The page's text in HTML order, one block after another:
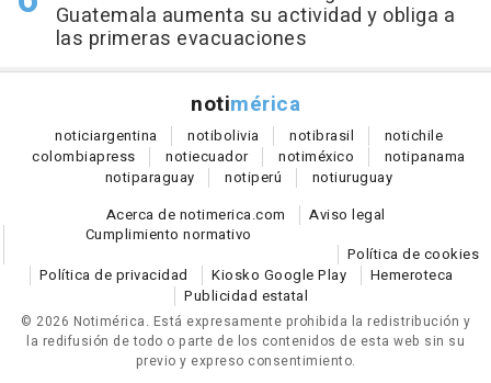
Guatemala aumenta su actividad y obliga a
las primeras evacuaciones
notimérica
noticiargentina notibolivia notibrasil notichile
colombiapress notiecuador notiméxico notipanama
notiparaguay notiperú notiuruguay
Acerca de notimerica.com
Aviso legal
Cumplimiento normativo
Política de cookies
Política de privacidad
Kiosko Google Play
Hemeroteca
Publicidad estatal
© 2026 Notimérica. Está expresamente prohibida la redistribución y
la redifusión de todo o parte de los contenidos de esta web sin su
previo y expreso consentimiento.